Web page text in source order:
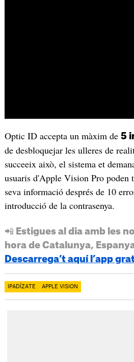
Optic ID accepta un màxim de 5
de desbloquejar les ulleres de
succeeix això, el sistema et
usuaris d'Apple Vision Pro
seva informació després de 10
introducció de la contrasenya.
📲 Estigues al dia amb les
hora de Catalunya,
Descarrega’t aquí l’app
IPADÍZATE APPLE VISION